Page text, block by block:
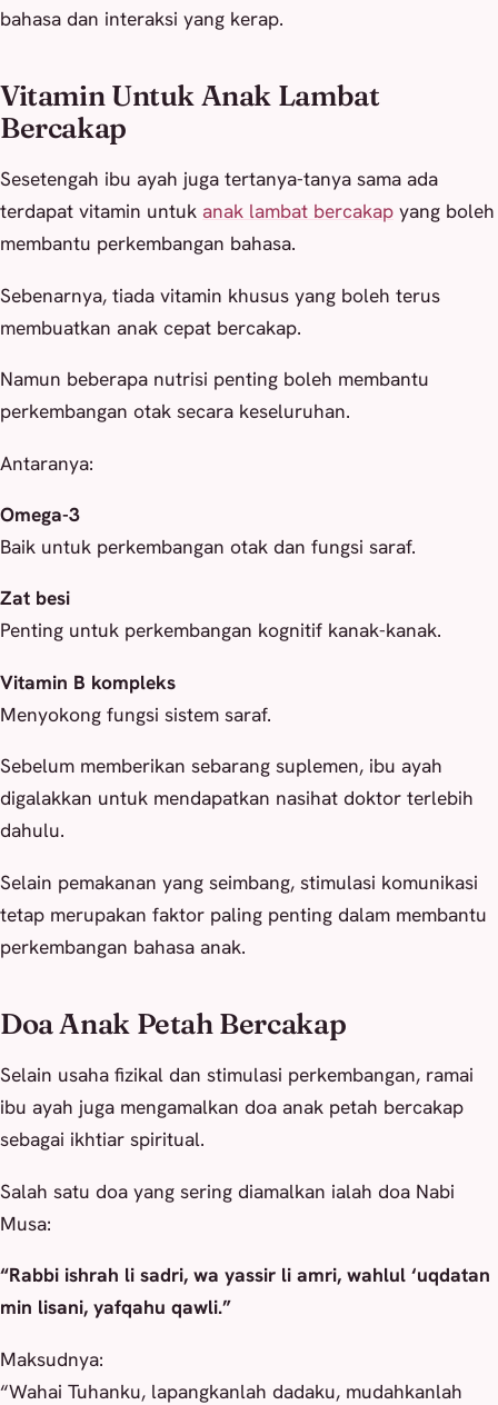
bahasa dan interaksi yang kerap.
Vitamin Untuk Anak Lambat
Bercakap
Sesetengah ibu ayah juga tertanya-tanya sama ada
terdapat vitamin untuk anak lambat bercakap yang boleh
membantu perkembangan bahasa.
Sebenarnya, tiada vitamin khusus yang boleh terus
membuatkan anak cepat bercakap.
Namun beberapa nutrisi penting boleh membantu
perkembangan otak secara keseluruhan.
Antaranya:
Omega-3
Baik untuk perkembangan otak dan fungsi saraf.
Zat besi
Penting untuk perkembangan kognitif kanak-kanak.
Vitamin B kompleks
Menyokong fungsi sistem saraf.
Sebelum memberikan sebarang suplemen, ibu ayah
digalakkan untuk mendapatkan nasihat doktor terlebih
dahulu.
Selain pemakanan yang seimbang, stimulasi komunikasi
tetap merupakan faktor paling penting dalam membantu
perkembangan bahasa anak.
Doa Anak Petah Bercakap
Selain usaha fizikal dan stimulasi perkembangan, ramai
ibu ayah juga mengamalkan doa anak petah bercakap
sebagai ikhtiar spiritual.
Salah satu doa yang sering diamalkan ialah doa Nabi
Musa:
“Rabbi ishrah li sadri, wa yassir li amri, wahlul ‘uqdatan
min lisani, yafqahu qawli.”
Maksudnya:
“Wahai Tuhanku, lapangkanlah dadaku, mudahkanlah